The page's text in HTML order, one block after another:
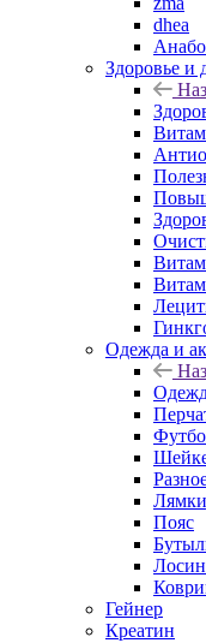
dhea
Здоровье и
Одежда и
Пояс
Гейнер
Креатин